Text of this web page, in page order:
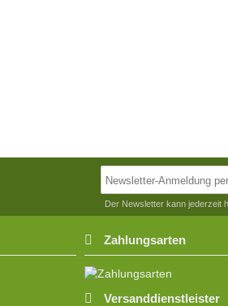
Der Newsletter kann jederzeit
Zahlungsarten
Versanddienstleister